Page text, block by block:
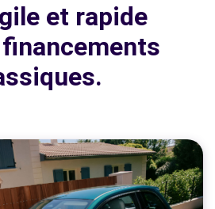
et rapide